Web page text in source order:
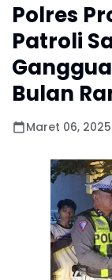
Polres
Patroli
Bulan
Maret 06, 2025